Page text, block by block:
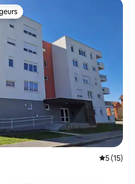
les plus appréciés
5 (15)